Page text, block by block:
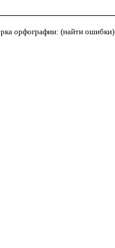
орфографии: (найти ошибки)